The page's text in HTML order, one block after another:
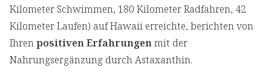
Kilometer Schwimmen, 180 Kilometer Radfahren, 42
Kilometer Laufen) auf Hawaii erreichte, berichten von
Ihrenpositiven Erfahrungenmit der
Nahrungsergänzung durch Astaxanthin.